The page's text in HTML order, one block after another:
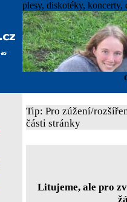
plesy, diskotéky,
Tip: Pro zúžení/
části stránky
Litujeme, ale pro